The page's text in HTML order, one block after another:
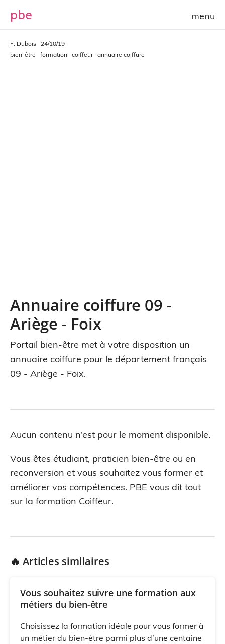
pbe
F. Dubois
24/10/19
bien-être
formation coiffeur annuaire coiffure
Annuaire coiffure 09 -
Ariège - Foix
Portail bien-être met à votre disposition un
annuaire coiffure pour le département français
09 - Ariège - Foix.
Aucun contenu n’est pour le moment disponible.
Vous êtes étudiant, praticien bien-être ou en
reconversion et vous souhaitez vous former et
améliorer vos compétences. PBE vous dit tout
sur la formation Coiffeur.
🔥 Articles similaires
Vous souhaitez suivre une formation aux
métiers du bien-être
Choisissez la formation idéale pour vous former à
un métier du bien-être parmi plus d’une centaine